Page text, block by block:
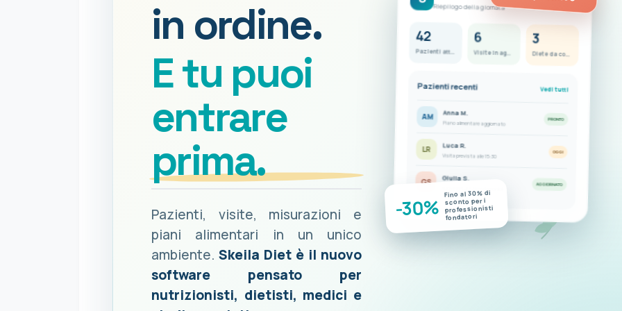
in ordine.
E tu puoi
entrare
prima.
Pazienti, visite, misurazioni e
piani alimentari in un unico
ambiente. Skeila Diet è il nuovo
software pensato per
nutrizionisti, dietisti, medici e
Riepilogo della giornata
42
Pazienti attivi
6
Visite in agenda
3
Diete da completare
Pazienti recenti Vedi tutti
AM Anna M.
Piano alimentare aggiornato
PRONTO
LR Luca R.
Visita prevista alle 15:30
OGGI
GS Giulia S.
Nuove misurazioni disponibili
AGGIORNATO
-30%
Fino al 30% di
sconto per i
professionisti
fondatori